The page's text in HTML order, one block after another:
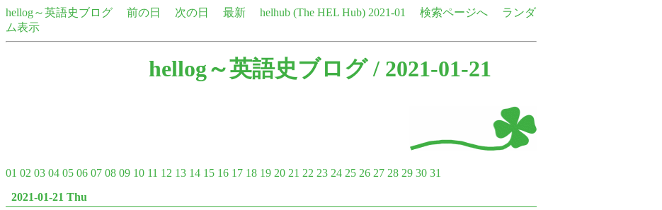
hellog～英語史ブログ 前の日 次の日 最新 helhub (The HEL Hub) 2021-01 検索ページへ
ランダ
ム表示
hellog～英語史ブログ/ 2021-01-21
01 02 03 04 05 06 07 08 09 10 11 12 13 14 15 16 17 18 19 20 21 22 23 24 25 26 27 28 29 30 31
2021-01-21 Thu